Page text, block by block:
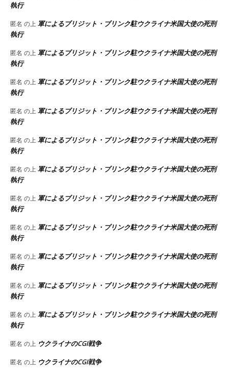
執行
匿名 の上 軍によるブリジット・ブリンク駐ウクライナ米国大使の死刑
執行
匿名 の上 軍によるブリジット・ブリンク駐ウクライナ米国大使の死刑
執行
匿名 の上 軍によるブリジット・ブリンク駐ウクライナ米国大使の死刑
執行
匿名 の上 軍によるブリジット・ブリンク駐ウクライナ米国大使の死刑
執行
匿名 の上 軍によるブリジット・ブリンク駐ウクライナ米国大使の死刑
執行
匿名 の上 軍によるブリジット・ブリンク駐ウクライナ米国大使の死刑
執行
匿名 の上 軍によるブリジット・ブリンク駐ウクライナ米国大使の死刑
執行
匿名 の上 軍によるブリジット・ブリンク駐ウクライナ米国大使の死刑
執行
匿名 の上 軍によるブリジット・ブリンク駐ウクライナ米国大使の死刑
執行
匿名 の上 軍によるブリジット・ブリンク駐ウクライナ米国大使の死刑
執行
匿名 の上 軍によるブリジット・ブリンク駐ウクライナ米国大使の死刑
執行
匿名 の上 ウクライナのCGI戦争
匿名 の上 ウクライナのCGI戦争